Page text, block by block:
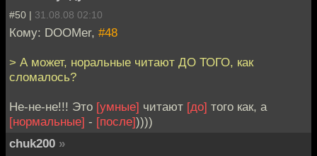
#50 | 31.08.08 02:10
Кому: DOOMer, #48
> А может, норальные читают ДО ТОГО, как
сломалось?
Не-не-не!!! Это [умные] читают [до] того как, а
[нормальные] - [после]))))
chuk200 »